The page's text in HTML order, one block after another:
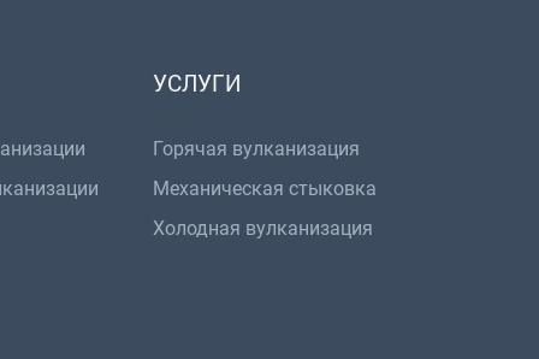
УСЛУГИ
Горячая вулканизация
Механическая стыковка
Холодная вулканизация